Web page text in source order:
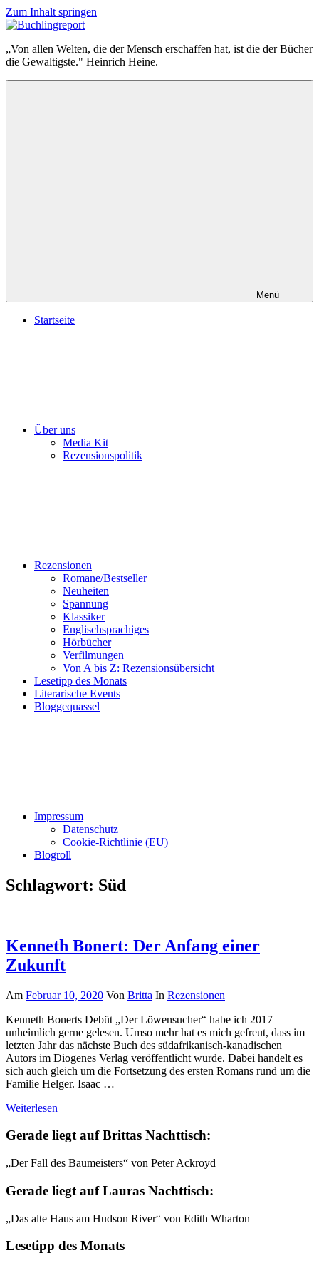
Zum Inhalt springen
Buchlingreport
„Von allen Welten, die der Mensch erschaffen hat, ist die der Bücher
die Gewaltigste." Heinrich Heine.
Menü
Startseite
Über uns
Media Kit
Rezensionspolitik
Rezensionen
Romane/Bestseller
Neuheiten
Spannung
Klassiker
Englischsprachiges
Hörbücher
Verfilmungen
Von A bis Z: Rezensionsübersicht
Lesetipp des Monats
Literarische Events
Bloggequassel
Impressum
Datenschutz
Cookie-Richtlinie (EU)
Blogroll
Schlagwort: Süd
Kenneth Bonert: Der Anfang einer
Zukunft
Am Februar 10, 2020 Von Britta In Rezensionen
Kenneth Bonerts Debüt „Der Löwensucher“ habe ich 2017
unheimlich gerne gelesen. Umso mehr hat es mich gefreut, dass im
letzten Jahr das nächste Buch des südafrikanisch-kanadischen
Autors im Diogenes Verlag veröffentlicht wurde. Dabei handelt es
sich auch gleich um die Fortsetzung des ersten Romans rund um die
Familie Helger. Isaac …
Weiterlesen
Gerade liegt auf Brittas Nachttisch:
„Der Fall des Baumeisters“ von Peter Ackroyd
Gerade liegt auf Lauras Nachttisch:
„Das alte Haus am Hudson River“ von Edith Wharton
Lesetipp des Monats